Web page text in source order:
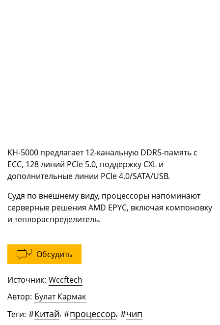
KH-5000 предлагает 12-канальную DDR5-память с
ECC, 128 линий PCIe 5.0, поддержку CXL и
дополнительные линии PCIe 4.0/SATA/USB.
Судя по внешнему виду, процессоры напоминают
серверные решения AMD EPYC, включая компоновку
и теплораспределитель.
Обсудить
Источник: Wccftech
Автор: Булат Кармак
Теги: #Китай, #процессор, #чип